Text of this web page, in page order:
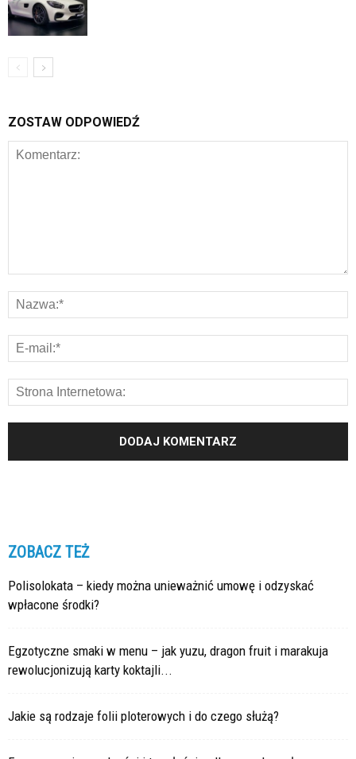
ZOSTAW ODPOWIEDŹ
ZOBACZ TEŻ
Polisolokata – kiedy można unieważnić umowę i odzyskać
wpłacone środki?
Egzotyczne smaki w menu – jak yuzu, dragon fruit i marakuja
rewolucjonizują karty koktajli...
Jakie są rodzaje folii ploterowych i do czego służą?